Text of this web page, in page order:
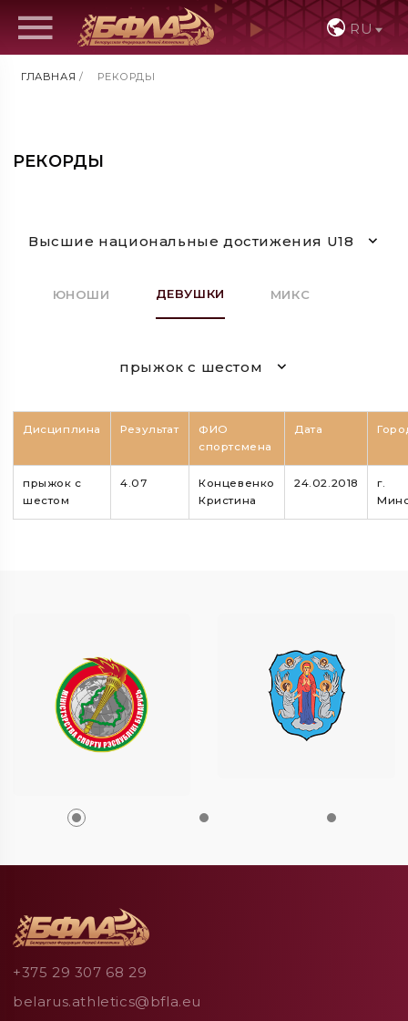
RU
ГЛАВНАЯ / РЕКОРДЫ
РЕКОРДЫ
Высшие национальные достижения U18
ЮНОШИ ДЕВУШКИ МИКС
прыжок с шестом
Дисциплина Результат
ФИО
спортсмена
Дата
прыжок с
шестом
4.07
Концевенко
Кристина
24.02.2018
г.
+375 29 307 68 29
belarus.athletics@bfla.eu